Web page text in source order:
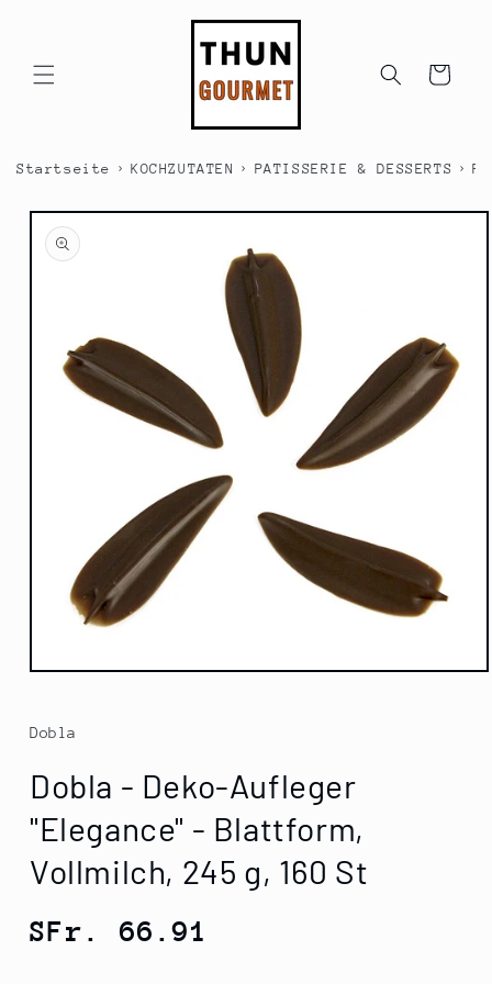
Warenkorb
Startseite › KOCHZUTATEN › PATISSERIE & DESSERTS ›
Medien
Modal
öffnen
Dobla
Dobla - Deko-Aufleger
"Elegance" - Blattform,
Vollmilch, 245 g, 160 St
Normaler
SFr. 66.91